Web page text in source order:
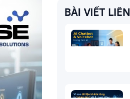
BÀI VIẾT